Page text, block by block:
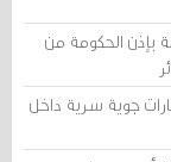
بإذن الحكومة من
جوية سرية داخل